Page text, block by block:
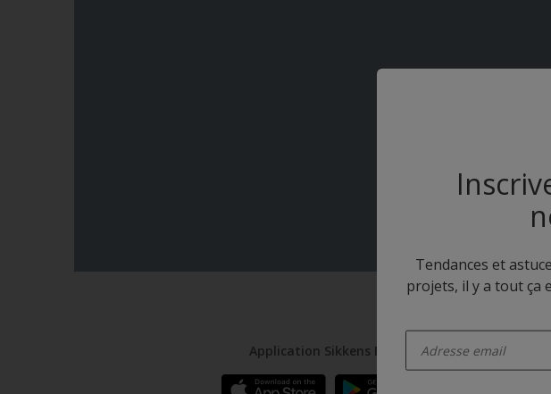
Tendances et
projets, il y a tout ça
Application Sikkens Expert